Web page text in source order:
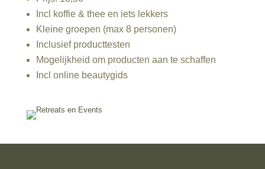
Incl koffie & thee en iets lekkers
Kleine groepen (max 8 personen)
Inclusief producttesten
Mogelijkheid om producten aan te schaffen
Incl online beautygids